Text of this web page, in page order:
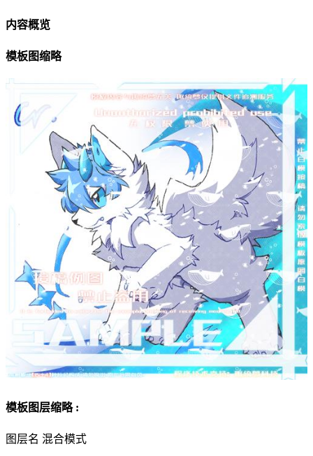
内容概览
模板图缩略
模板图层缩略 :
图层名 混合模式